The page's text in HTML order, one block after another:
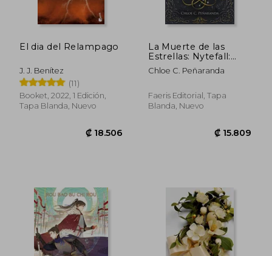
El dia del Relampago
J. J. Benítez
(11)
Booket, 2022, 1 Edición,
Tapa Blanda, Nuevo
La Muerte de las
Estrellas: Nytefall:
Libro 1
Chloe C. Peñaranda
Faeris Editorial, Tapa
Blanda, Nuevo